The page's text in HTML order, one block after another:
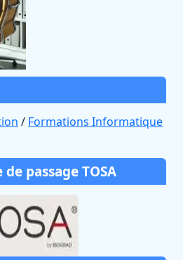
/ Formations Informatique
de passage TOSA